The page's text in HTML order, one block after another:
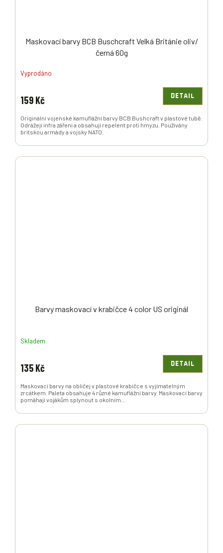
Maskovací barvy BCB Buschcraft Velká Británie oliv/
černá 60g
Vyprodáno
159 Kč DETAIL
Originální vojenské kamuflážní barvy BCB Bushcraft v plastové tubě.
Odrážejí infra záření a obsahují repelent proti hmyzu. Používány
britskou armády a vojsky NATO.
Barvy maskovací v krabičce 4 color US originál
Skladem
135 Kč DETAIL
Maskovací barvy na obličej v plastové krabičce s vyjímatelným
zrcátkem. Paleta obsahuje 4 různé kamuflážní barvy. Maskovací barvy
pomáhají vojákům splynout s okolním...